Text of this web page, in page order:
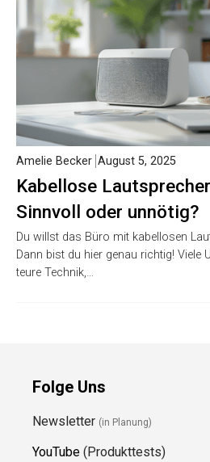
Kabellose
Sinnvoll oder unnötig?
Amelie Becker August 5, 2025
Du willst das Büro mit kabellosen
Dann bist du hier genau richtig! Viele
teure Technik,…
Folge Uns
Newsletter (in Planung)
YouTube (Produkttests)